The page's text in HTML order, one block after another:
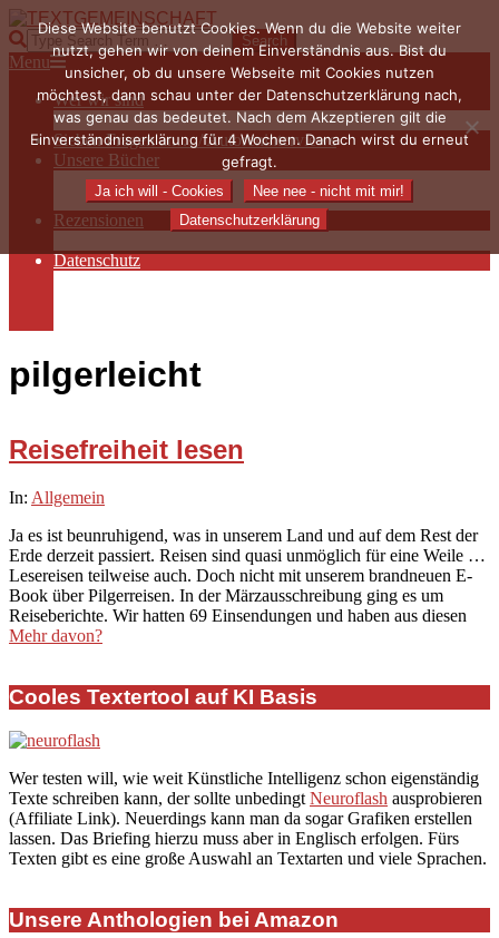
Skip
to
content
TEXTGEMEINSCHAFT
Search
Primary
Navigation
Menu
Menu
Wer wir sind
Die Hauptakteurinnen
Sieben Fragen an… / Autoreninterviews
Unsere Bücher
Autorenservices
Autorenprofile
Rezensionen
Datenschutz
pilgerleicht
Reisefreiheit lesen
2020-
17
In: Allgemein
Ja es ist beunruhigend, was in unserem Land und auf dem Rest der
Erde derzeit passiert. Reisen sind quasi unmöglich für eine Weile …
Lesereisen teilweise auch. Doch nicht mit unserem brandneuen E-
Book über Pilgerreisen. In der Märzausschreibung ging es um
Reiseberichte. Wir hatten 69 Einsendungen und haben aus diesen
Mehr davon?
Cooles Textertool auf KI Basis
Wer testen will, wie weit Künstliche Intelligenz schon eigenständig
Texte schreiben kann, der sollte unbedingt Neuroflash ausprobieren
(Affiliate Link). Neuerdings kann man da sogar Grafiken erstellen
lassen. Das Briefing hierzu muss aber in Englisch erfolgen. Fürs
Texten gibt es eine große Auswahl an Textarten und viele Sprachen.
Unsere Anthologien bei Amazon
Diese Website benutzt Cookies. Wenn du die Website weiter
nutzt, gehen wir von deinem Einverständnis aus. Bist du
unsicher, ob du unsere Webseite mit Cookies nutzen
möchtest, dann schau unter der Datenschutzerklärung nach,
was genau das bedeutet. Nach dem Akzeptieren gilt die
Einverständniserklärung für 4 Wochen. Danach wirst du erneut
gefragt.
Ja ich will - Cookies
Nee nee - nicht mit mir!
Datenschutzerklärung